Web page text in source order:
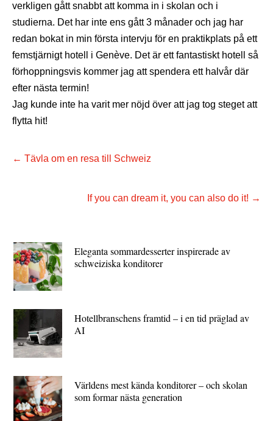
verkligen gått snabbt att komma in i skolan och i
studierna. Det har inte ens gått 3 månader och jag har
redan bokat in min första intervju för en praktikplats på ett
femstjärnigt hotell i Genève. Det är ett fantastiskt hotell så
förhoppningsvis kommer jag att spendera ett halvår där
efter nästa termin!
Jag kunde inte ha varit mer nöjd över att jag tog steget att
flytta hit!
← Tävla om en resa till Schweiz
If you can dream it, you can also do it! →
Eleganta sommardesserter inspirerade av
schweiziska konditorer
Hotellbranschens framtid – i en tid präglad av
AI
Världens mest kända konditorer – och skolan
som formar nästa generation